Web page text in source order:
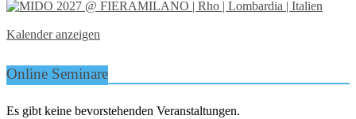
Kalender anzeigen
Online Seminare
Es gibt keine bevorstehenden Veranstaltungen.